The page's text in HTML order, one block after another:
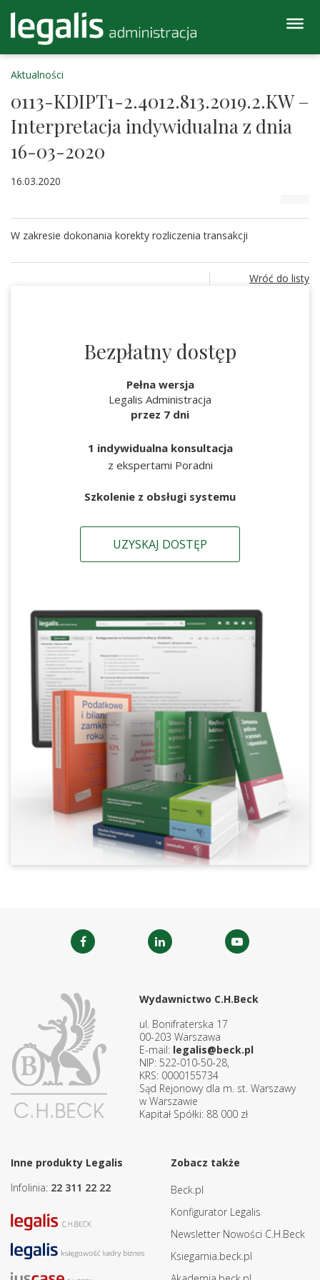
Aktualności
0113-KDIPT1-2.4012.813.2019.2.KW –
Interpretacja indywidualna z dnia
16-03-2020
16.03.2020
W zakresie dokonania korekty rozliczenia transakcji
Wróć do listy
Bezpłatny dostęp
Pełna wersja
Legalis Administracja
przez 7 dni
1 indywidualna konsultacja
z ekspertami Poradni
Szkolenie z obsługi systemu
UZYSKAJ DOSTĘP
Wydawnictwo C.H.Beck
ul. Bonifraterska 17
00-203 Warszawa
E-mail: legalis@beck.pl
NIP: 522-010-50-28,
KRS: 0000155734
Sąd Rejonowy dla m. st. Warszawy
w Warszawie
Kapitał Spółki: 88 000 zł
Inne produkty Legalis
Infolinia: 22 311 22 22
Zobacz także
Beck.pl
Konfigurator Legalis
Newsletter Nowości C.H.Beck
Ksiegarnia.beck.pl